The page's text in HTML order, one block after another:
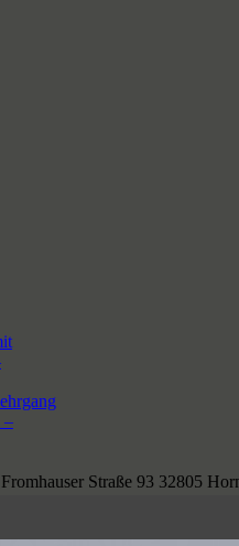
–
Fromhauser Straße 93 32805